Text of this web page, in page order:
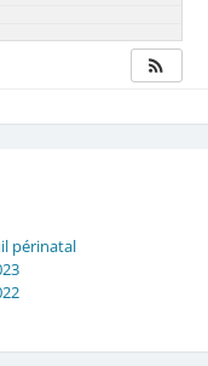
périnatal